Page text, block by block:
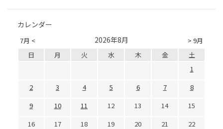
カレンダー
7月 < > 9月
2026年8月
日 月 火 水 木 金
土
1
2
3 4 5 6 7
8
9
10 11 12 13 14
15
16
17 18 19 20 21
22